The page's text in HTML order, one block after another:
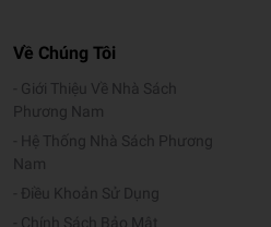
Về Chúng Tôi
Giới Thiệu Về Nhà Sách
Phương Nam
Hệ Thống Nhà Sách Phương
Nam
Điều Khoản Sử Dụng
Chính Sách Bảo Mật